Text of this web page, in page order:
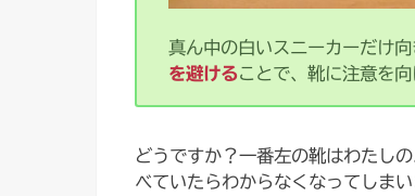
真ん中の白いスニーカーだけ
を避けることで、靴に注意を向
どうですか？一番左の靴はわたし
べていたらわからなくなってしま